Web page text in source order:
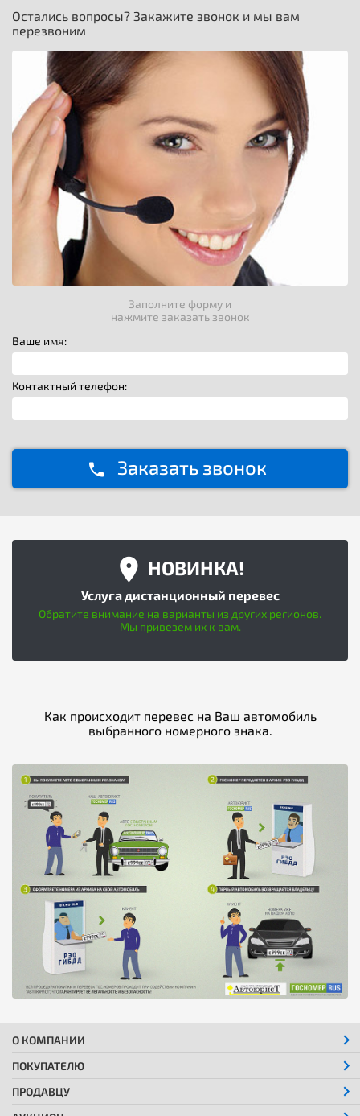
Остались вопросы? Закажите звонок и мы вам
перезвоним
Заполните форму и
нажмите заказать звонок
Ваше имя:
Контактный телефон:
Заказать звонок
НОВИНКА!
Услуга дистанционный перевес
Обратите внимание на варианты из других регионов.
Мы привезем их к вам.
Как происходит перевес на Ваш автомобиль
выбранного номерного знака.
О КОМПАНИИ
ПОКУПАТЕЛЮ
ПРОДАВЦУ